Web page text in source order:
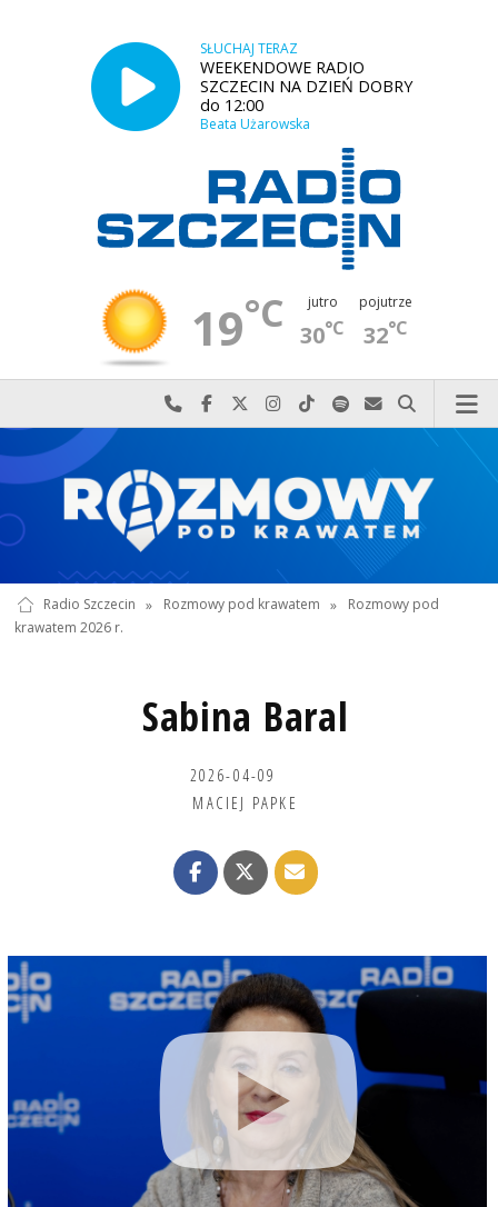
SŁUCHAJ TERAZ
WEEKENDOWE RADIO
SZCZECIN NA DZIEŃ DOBRY
do 12:00
Beata Użarowska
19°C jutro
30°C
pojutrze
32°C
Najlepiej po prostu do nas zadzwoń
Odwiedź nas na Facebook-u
Odwiedź nas na X
Odwiedź nas na Instagram-ie
Odwiedź nas na TikTok-u
Szukaj nas na Spotify
Wyślij do nas
Szukaj
Radio Szczecin » Rozmowy pod krawatem »
Rozmowy pod
krawatem 2026 r.
Sabina Baral
2026-04-09
MACIEJ PAPKE